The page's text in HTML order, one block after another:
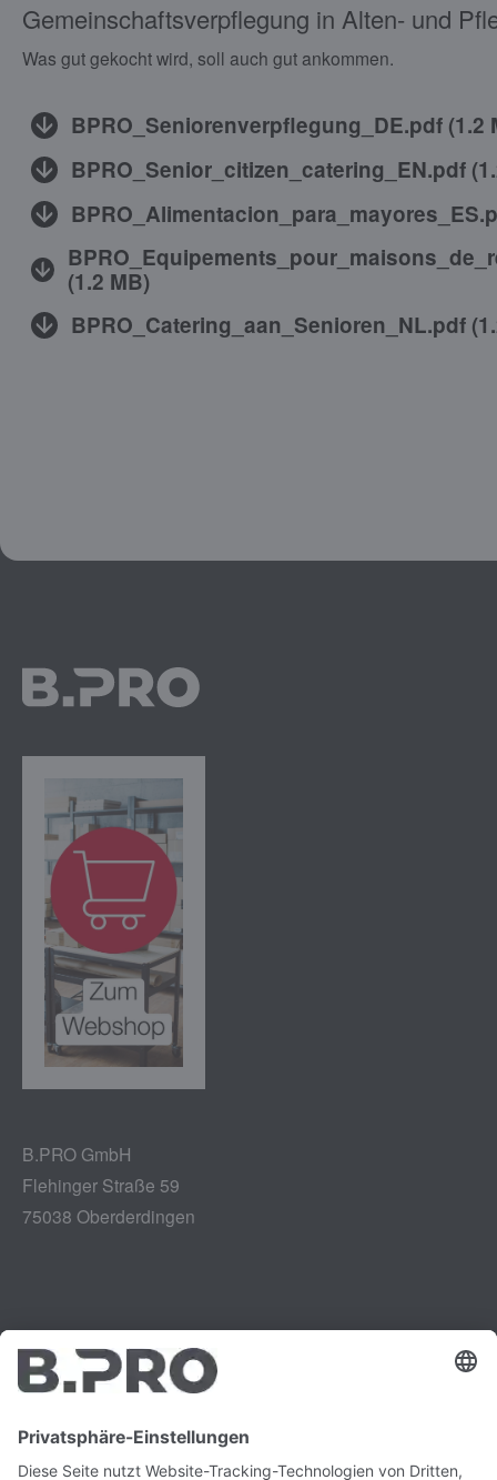
Gemeinschaftsverpflegung in Alten- und
Was gut gekocht wird, soll auch gut ankommen.
BPRO_Seniorenverpflegung_DE.pdf (1.2
BPRO_Senior_citizen_catering_EN.pdf (
(1.2 MB)
BPRO_Catering_aan_Senioren_NL.pdf (
B.PRO GmbH
Flehinger Straße 59
75038 Oberderdingen
Impressum
Datenschutz
Schwachstellenmeldung